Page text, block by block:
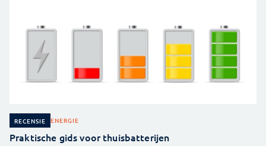
RECENSIE ENERGIE
Praktische gids voor thuisbatterijen